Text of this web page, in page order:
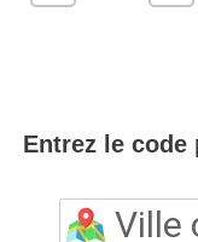
Entrez le